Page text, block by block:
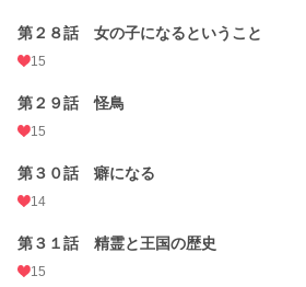
第２８話 女の子になるということ
15
第２９話 怪鳥
15
第３０話 癖になる
14
第３１話 精霊と王国の歴史
15